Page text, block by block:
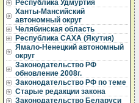
Республика Удмуртия
Ханты-Мансийский
автономный округ
Челябинская область
Республика САХА (Якутия)
Ямало-Ненецкий автономный
округ
Законодательство РФ
обновление 2008г.
Законодательство РФ по теме
Старые редакции закона
Законодательство Беларуси